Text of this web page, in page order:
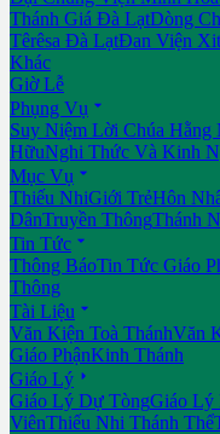
Thánh Giá Đà LạtDòng
Têrêsa Đà LạtĐan Viện
Khác
Giờ Lễ
Phụng Vụ 
Suy Niệm Lời Chúa Hằng
HữuNghi Thức Và Kinh
Mục Vụ 
Thiếu NhiGiới TrẻHôn
DânTruyền ThôngThánh
Tin Tức 
Thông BáoTin Tức Giáo
Thông
Tài Liệu 
Văn Kiện Toà ThánhVăn
Giáo PhậnKinh Thánh
Giáo Lý 
Giáo Lý Dự TòngGiáo Lý
ViênThiếu Nhi Thánh Thể